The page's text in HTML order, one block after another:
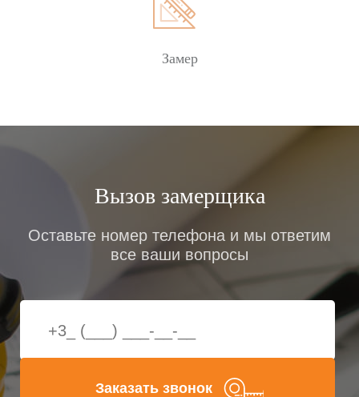
Замер
Вызов замерщика
Оставьте номер телефона и мы ответим
все ваши вопросы
Заказать звонок